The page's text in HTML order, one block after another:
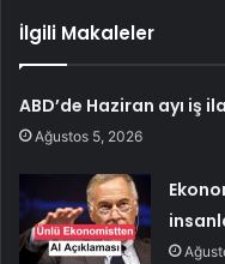
İlgili Makaleler
ABD’de Haziran ayı iş
Ağustos 5, 2026